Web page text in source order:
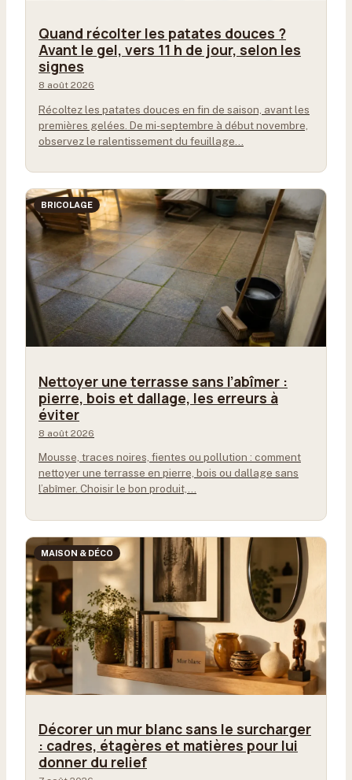
Quand récolter les patates douces ?
Avant le gel, vers 11 h de jour, selon les
signes
8 août 2026
Récoltez les patates douces en fin de saison, avant les
premières gelées. De mi-septembre à début novembre,
observez le ralentissement du feuillage…
BRICOLAGE
Nettoyer une terrasse sans l’abîmer :
pierre, bois et dallage, les erreurs à
éviter
8 août 2026
Mousse, traces noires, fientes ou pollution : comment
nettoyer une terrasse en pierre, bois ou dallage sans
l’abîmer. Choisir le bon produit,…
MAISON & DÉCO
Décorer un mur blanc sans le surcharger
: cadres, étagères et matières pour lui
donner du relief